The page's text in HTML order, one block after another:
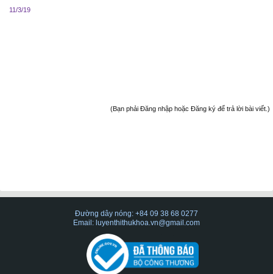
11/3/19
(Bạn phải Đăng nhập hoặc Đăng ký để trả lời bài viết.)
Đường dây nóng: +84 09 38 68 0277
Email: luyenthithukhoa.vn@gmail.com